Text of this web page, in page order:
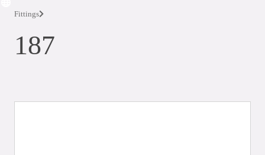
Fittings
187